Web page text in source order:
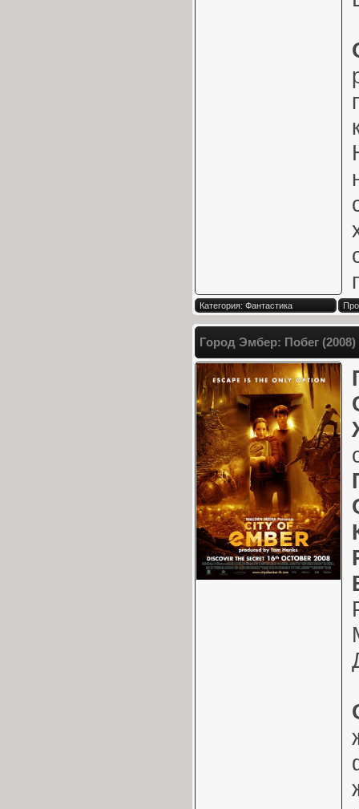
Категория: Фантастика
Город Эмбер: Побег (2008)